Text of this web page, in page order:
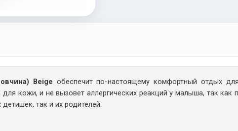
Beige обеспечит по-настоящему комфортный отдых
кожи, и не вызовет аллергических реакций у малыша, так как
так и их родителей.